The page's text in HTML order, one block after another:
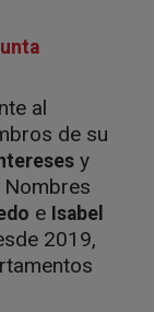
al
de su
y
Nombres
e Isabel
2019,